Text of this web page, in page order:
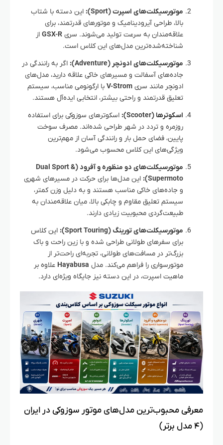
موتورسیکلت‌های اسپرت (Sport):
این دسته با شتاب
بالا، طراحی آیرودینامیک و موتورهای قدرتمند، برای
علاقه‌مندان به سرعت تولید می‌شوند. سری GSX-R از
شناخته‌شده‌ترین مدل‌های این کلاس است.
موتورسیکلت‌های ادونچر (Adventure):
اگر به رانندگی در
جاده‌های آسفالت و مسیرهای خاکی علاقه دارید، مدل‌های
ادونچر مانند سری V-Strom با ارگونومی مناسب، سیستم
تعلیق قدرتمند و راحتی بیشتر، انتخابی ایده‌آل هستند.
اسکوترها (Scooter):
اسکوترهای سوزوکی برای استفاده
روزمره و تردد در شهر طراحی شده‌اند. مصرف سوخت
پایین، فضای حمل بار و رانندگی آسان از مهم‌ترین
ویژگی‌های این کلاس محسوب می‌شود.
موتورسیکلت‌های دو منظوره و آفرود (Dual Sport &
Supermoto):
این مدل‌ها برای حرکت در مسیرهای شهری
و جاده‌های خاکی مناسب هستند و به دلیل وزن کمتر،
سیستم تعلیق مقاوم و چابکی بالا، میان علاقه‌مندان به
طبیعت‌گردی محبوبیت زیادی دارند.
موتورسیکلت‌های تورینگ (Sport Touring):
این کلاس
برای سفرهای طولانی طراحی شده و با زین راحت و باک
بزرگ‌تر در مسافت‌های طولانی، تجربه‌ای راحت‌تر از
موتورسواری را فراهم می‌کند. مدل Hayabusa علاوه بر
ماهیت اسپرت، در این دسته نیز جایگاه ویژه‌ای دارد.
معرفی محبوب‌ترین مدل‌های موتور سوزوکی در ایران
(۴ مدل برتر)